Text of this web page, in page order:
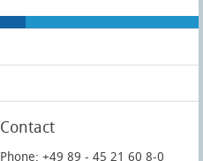
Contact
Phone: +49 89 - 45 21 60 8-0